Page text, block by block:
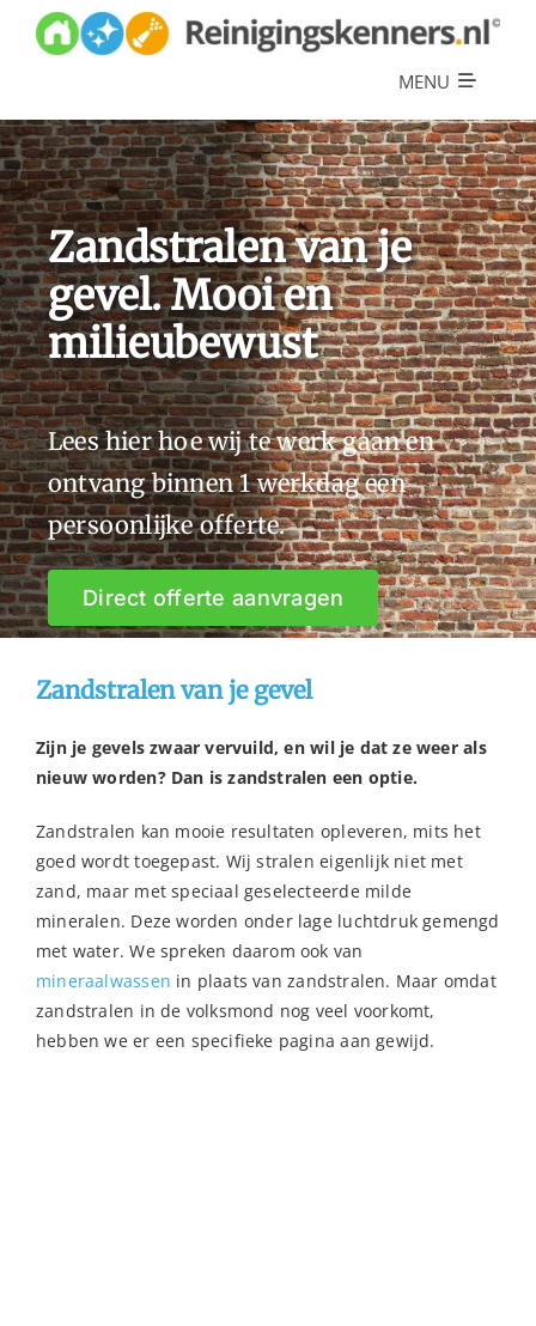
MENU
Diensten
Referenties
Over ons
Offerte
Zandstralen van je
gevel. Mooi en
milieubewust
Lees hier hoe wij te werk gaan en
ontvang binnen 1 werkdag een
persoonlijke offerte.
Direct offerte aanvragen
Zandstralen van je gevel
Zijn je gevels zwaar vervuild, en wil je dat ze weer als
nieuw worden? Dan is zandstralen een optie.
Zandstralen kan mooie resultaten opleveren, mits het
goed wordt toegepast. Wij stralen eigenlijk niet met
zand, maar met speciaal geselecteerde milde
mineralen. Deze worden onder lage luchtdruk gemengd
met water. We spreken daarom ook van
mineraalwassen in plaats van zandstralen. Maar omdat
zandstralen in de volksmond nog veel voorkomt,
hebben we er een specifieke pagina aan gewijd.